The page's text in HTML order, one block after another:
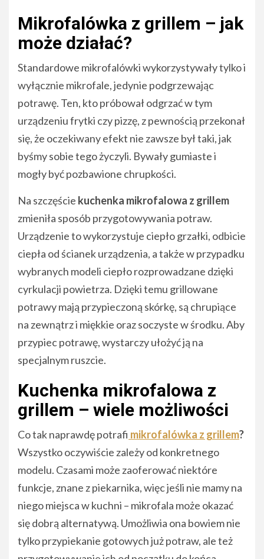
Mikrofalówka z grillem – jak
może działać?
Standardowe mikrofalówki wykorzystywały tylko i
wyłącznie mikrofale, jedynie podgrzewając
potrawę. Ten, kto próbował odgrzać w tym
urządzeniu frytki czy pizzę, z pewnością przekonał
się, że oczekiwany efekt nie zawsze był taki, jak
byśmy sobie tego życzyli. Bywały gumiaste i
mogły być pozbawione chrupkości.
Na szczęście kuchenka mikrofalowa z grillem
zmieniła sposób przygotowywania potraw.
Urządzenie to wykorzystuje ciepło grzałki, odbicie
ciepła od ścianek urządzenia, a także w przypadku
wybranych modeli ciepło rozprowadzane dzięki
cyrkulacji powietrza. Dzięki temu grillowane
potrawy mają przypieczoną skórkę, są chrupiące
na zewnątrz i miękkie oraz soczyste w środku. Aby
przypiec potrawę, wystarczy ułożyć ją na
specjalnym ruszcie.
Kuchenka mikrofalowa z
grillem – wiele możliwości
Co tak naprawdę potrafi mikrofalówka z grillem?
Wszystko oczywiście zależy od konkretnego
modelu. Czasami może zaoferować niektóre
funkcje, znane z piekarnika, więc jeśli nie mamy na
niego miejsca w kuchni – mikrofala może okazać
się dobrą alternatywą. Umożliwia ona bowiem nie
tylko przypiekanie gotowych już potraw, ale też